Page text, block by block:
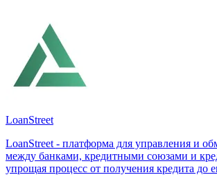
LoanStreet
LoanStreet - платформа для управления и
между банками, кредитными союзами и
упрощая процесс от получения кредита до